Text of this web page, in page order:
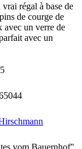
régal à base de
de courge de
avec un verre de
avec un
vom Bauernhof"